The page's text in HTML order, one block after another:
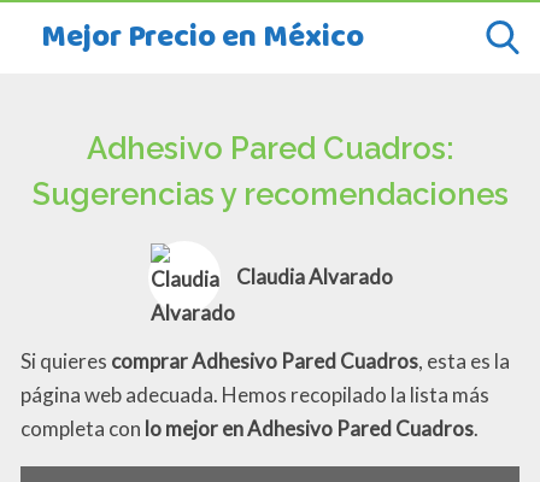
Mejor Precio en México
Adhesivo Pared Cuadros:
Sugerencias y recomendaciones
Claudia Alvarado
Si quieres comprar Adhesivo Pared Cuadros, esta es la
página web adecuada. Hemos recopilado la lista más
completa con lo mejor en Adhesivo Pared Cuadros.